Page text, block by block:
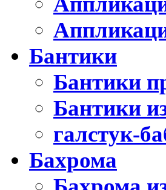
Бантики
Бантики
Бантики
галстук-
Бахрома